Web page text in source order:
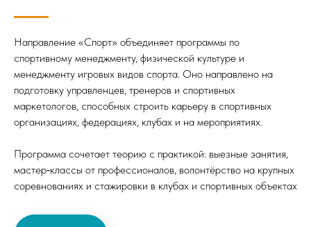
Направление «Спорт» объединяет программы по
спортивному менеджменту, физической культуре и
менеджменту игровых видов спорта. Оно направлено на
подготовку управленцев, тренеров и спортивных
маркетологов, способных строить карьеру в спортивных
организациях, федерациях, клубах и на мероприятиях.
Программа сочетает теорию с практикой: выезные занятия,
мастер‑классы от профессионалов, волонтёрство на крупных
соревнованиях и стажировки в клубах и спортивных объектах